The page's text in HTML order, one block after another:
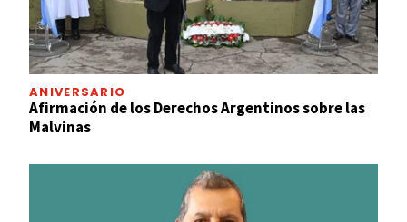
ANIVERSARIO
Afirmación de los Derechos Argentinos sobre las
Malvinas